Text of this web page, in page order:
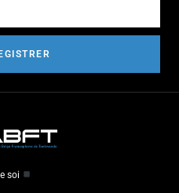
soi